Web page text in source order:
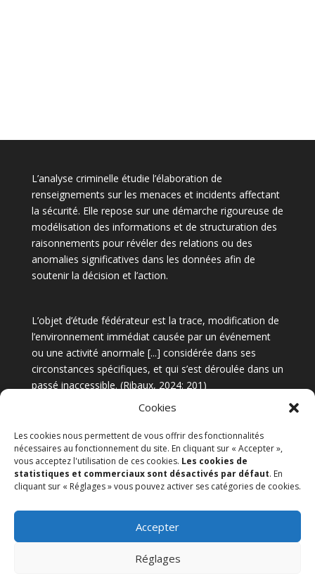
Cookies
Les cookies nous permettent de vous offrir des fonctionnalités
nécessaires au fonctionnement du site. En cliquant sur « Accepter »,
vous acceptez l'utilisation de ces cookies. Les cookies de
statistiques et commerciaux sont désactivés par défaut. En
cliquant sur « Réglages » vous pouvez activer ses catégories de cookies.
Accepter
Réglages
L’analyse criminelle étudie l’élaboration de
renseignements sur les menaces et incidents affectant
la sécurité. Elle repose sur une démarche rigoureuse de
modélisation des informations et de structuration des
raisonnements pour révéler des relations ou des
anomalies significatives dans les données afin de
soutenir la décision et l’action.
L’objet d’étude fédérateur est la trace, modification de
l’environnement immédiat causée par un événement
ou une activité anormale [...] considérée dans ses
circonstances spécifiques, et qui s’est déroulée dans un
passé inaccessible. (Ribaux, 2024: 201 )
Ecole des sciences criminelles
© Quentin Rossy